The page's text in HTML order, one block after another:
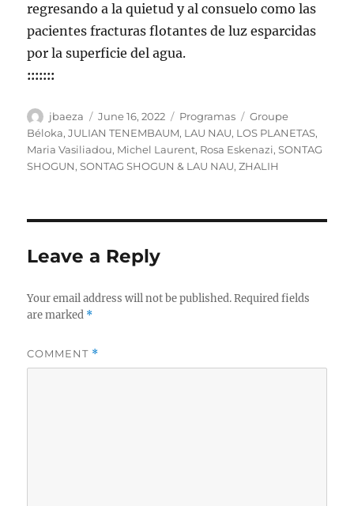
regresando a la quietud y al consuelo como las
pacientes fracturas flotantes de luz esparcidas
por la superficie del agua.
:::::::
Author
jbaeza
Posted
on
June 16, 2022 Categories
Programas Tags
Groupe
Béloka,JULIAN TENEMBAUM, LAU NAU, LOS PLANETAS,
Maria Vasiliadou, Michel Laurent, Rosa Eskenazi,SONTAG
SHOGUN,SONTAG SHOGUN & LAU NAU,ZHALIH
Leave a Reply
Your email address will not be published. Required fields
are marked *
COMMENT *